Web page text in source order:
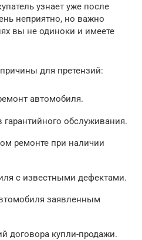
узнает уже после
неприятно, но важно
вы не одиноки и имеете
для претензий:
автомобиля.
обслуживания.
ремонте при наличии
с известными дефектами.
заявленным
договора купли-продажи.